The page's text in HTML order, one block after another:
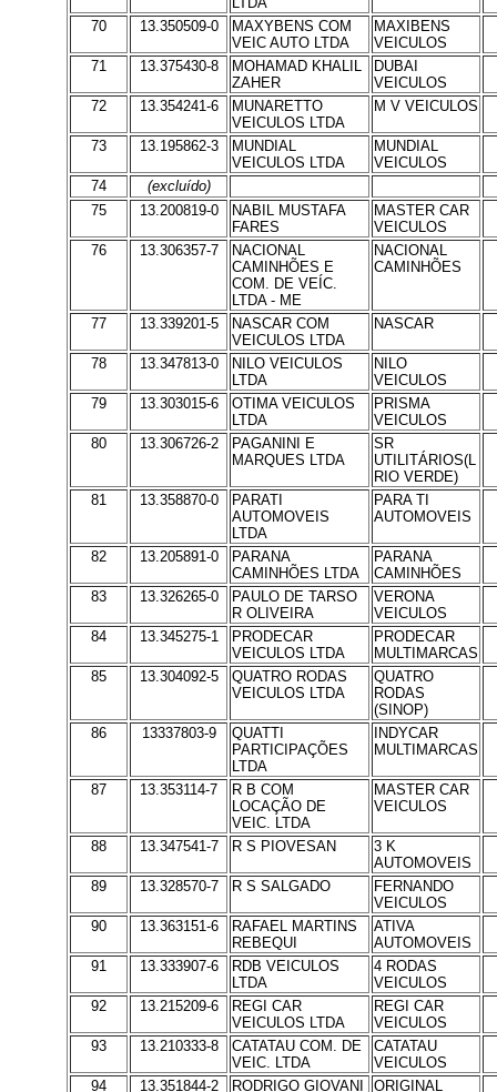
70 13.350509-0
MAXYBENS COM
VEIC AUTO LTDA
MAXIBENS
VEICULOS
71
13.375430-8
MOHAMAD KHALIL
ZAHER
DUBAI
VEICULOS
72
13.354241-6
MUNARETTO
VEICULOS LTDA
M V VEICULOS
73 13.195862-3
MUNDIAL
VEICULOS LTDA
MUNDIAL
VEICULOS
74
(excluído)
75
13.200819-0
NABIL MUSTAFA
FARES
MASTER CAR
VEICULOS
76
13.306357-7
NACIONAL
CAMINHÕES E
COM. DE VEÍC.
LTDA - ME
NACIONAL
CAMINHÕES
77 13.339201-5
NASCAR COM
VEICULOS LTDA
NASCAR
78 13.347813-0
NILO VEICULOS
LTDA
NILO
VEICULOS
79
13.303015-6
OTIMA VEICULOS
LTDA
PRISMA
VEICULOS
80
13.306726-2
PAGANINI E
MARQUES LTDA
SR
UTILITÁRIOS(L
RIO VERDE)
81
13.358870-0
PARATI
AUTOMOVEIS
LTDA
PARA TI
AUTOMOVEIS
82 13.205891-0
PARANA
CAMINHÕES LTDA
PARANA
CAMINHÕES
83
13.326265-0
PAULO DE TARSO
R OLIVEIRA
VERONA
VEICULOS
84
13.345275-1
PRODECAR
VEICULOS LTDA
PRODECAR
MULTIMARCAS
85
13.304092-5
QUATRO RODAS
VEICULOS LTDA
QUATRO
RODAS
(SINOP)
86
13337803-9
QUATTI
PARTICIPAÇÕES
LTDA
INDYCAR
MULTIMARCAS
87 13.353114-7
R B COM
LOCAÇÃO DE
VEIC. LTDA
MASTER CAR
VEICULOS
88 13.347541-7 R S PIOVESAN
3 K
AUTOMOVEIS
89
13.328570-7 R S SALGADO
FERNANDO
VEICULOS
90
13.363151-6
RAFAEL MARTINS
REBEQUI
ATIVA
AUTOMOVEIS
91
13.333907-6
RDB VEICULOS
LTDA
4 RODAS
VEICULOS
92
13.215209-6
REGI CAR
VEICULOS LTDA
REGI CAR
VEICULOS
93
13.210333-8
CATATAU COM. DE
VEIC. LTDA
CATATAU
VEICULOS
94
13.351844-2 RODRIGO GIOVANI ORIGINAL